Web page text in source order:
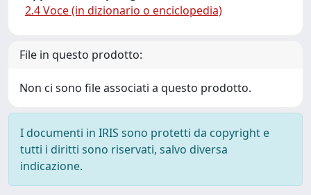
2.4 Voce (in dizionario o enciclopedia)
File in questo prodotto:
Non ci sono file associati a questo prodotto.
I documenti in IRIS sono protetti da copyright e
tutti i diritti sono riservati, salvo diversa
indicazione.